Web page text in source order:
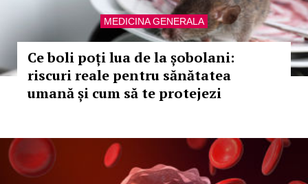
MEDICINA GENERALA
Ce boli poți lua de la șobolani:
riscuri reale pentru sănătatea
umană și cum să te protejezi